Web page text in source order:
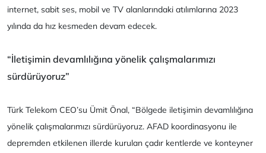
internet, sabit ses, mobil ve TV alanlarındaki atılımlarına 2023
yılında da hız kesmeden devam edecek.
“İletişimin devamlılığına yönelik çalışmalarımızı
sürdürüyoruz”
Türk Telekom CEO’su Ümit Önal, “Bölgede iletişimin devamlılığına
yönelik çalışmalarımızı sürdürüyoruz. AFAD koordinasyonu ile
depremden etkilenen illerde kurulan çadır kentlerde ve konteyner